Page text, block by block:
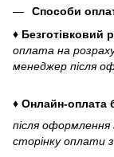
Способи
♦ Безготівковий
оплата на
менеджер після
♦ Онлайн-оплата
після оформлення
сторінку оплати